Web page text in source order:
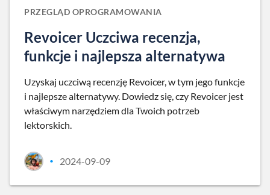
PRZEGLĄD OPROGRAMOWANIA
Revoicer Uczciwa recenzja,
funkcje i najlepsza alternatywa
Uzyskaj uczciwą recenzję Revoicer, w tym jego funkcje
i najlepsze alternatywy. Dowiedz się, czy Revoicer jest
właściwym narzędziem dla Twoich potrzeb
lektorskich.
• 2024-09-09